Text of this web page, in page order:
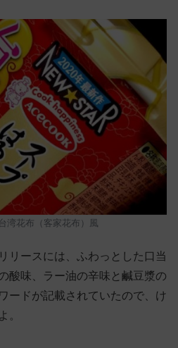
湾花布（客家花布）風
リースには、ふわっとした口当
酸味、ラー油の辛味と鹹豆漿の
ードが記載されていたので、け
。